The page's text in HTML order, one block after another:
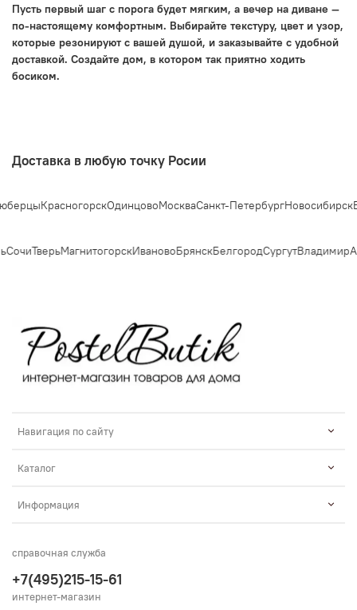
Пусть первый шаг с порога будет мягким, а вечер на диване —
по-настоящему комфортным. Выбирайте текстуру, цвет и узор,
которые резонируют с вашей душой, и заказывайте с удобной
доставкой. Создайте дом, в котором так приятно ходить
босиком.
Доставка в любую точку Росии
КрасногорскОдинцовоМоскваСанкт-ПетербургНовосибирск
ТверьМагнитогорскИвановоБрянскБелгородСургутВладимир
Навигация по сайту
Каталог
Информация
справочная служба
+7(495)215-15-61
интернет-магазин